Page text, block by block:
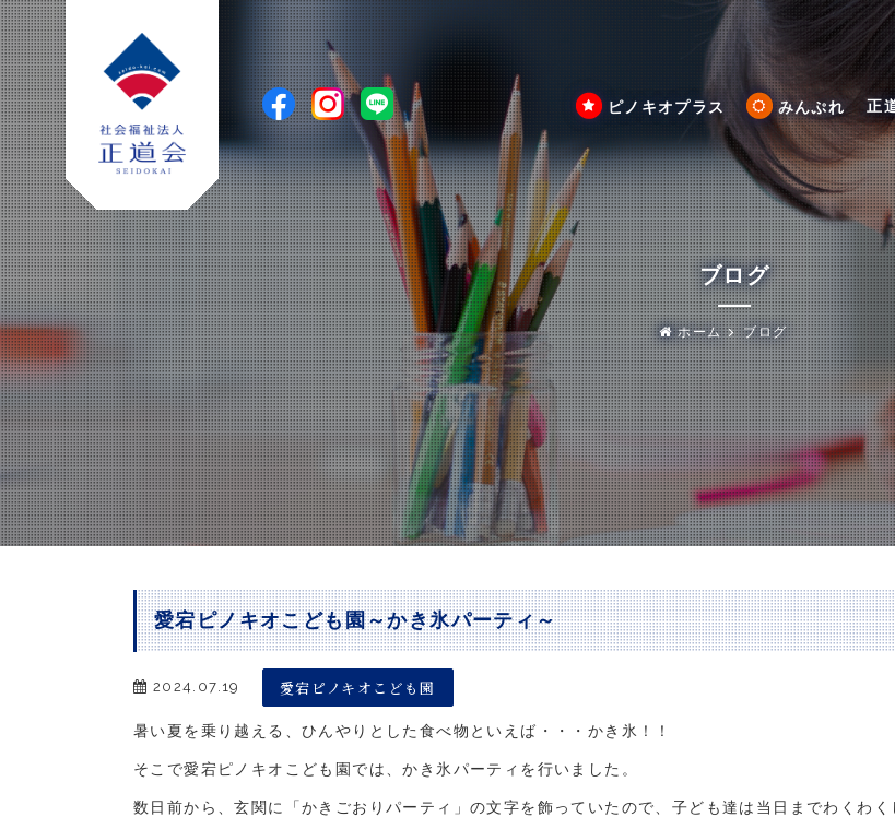
ピノキオプラス みんぷれ 正
ブログ
ホーム ブログ
愛宕ピノキオこども園～かき氷パーティ～
2024.07.19 愛宕ピノキオこども園
暑い夏を乗り越える、ひんやりとした食べ物といえば・・・かき氷！！
そこで愛宕ピノキオこども園では、かき氷パーティを行いました。
数日前から、玄関に「かきごおりパーティ」の文字を飾っていたので、子ども達は当日までわくわく